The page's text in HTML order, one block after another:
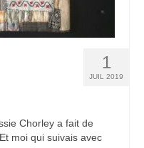
1
JUIL 2019
Chorley a fait de
moi qui suivais avec